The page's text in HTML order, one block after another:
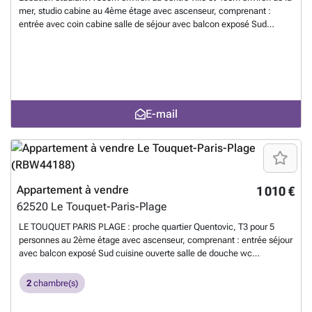
mer, studio cabine au 4ème étage avec ascenseur, comprenant :
entrée avec coin cabine salle de séjour avec balcon exposé Sud
disponibles sur le site Géorisques : ### 1En savoir plus ?
E-mail
1 010 €
Appartement à vendre
62520 Le Touquet-Paris-Plage
LE TOUQUET PARIS PLAGE : proche quartier Quentovic, T3 pour 5
personnes au 2ème étage avec ascenseur, comprenant : entrée séjour
avec balcon exposé Sud cuisine ouverte salle de douche wc
vers la vidéo Instagram : ### Couchages : 1 lit 2 personnes (160), 2
lits superposés (140 et 90) soit 5 couchages Équipements : TV,
2 chambre(s)